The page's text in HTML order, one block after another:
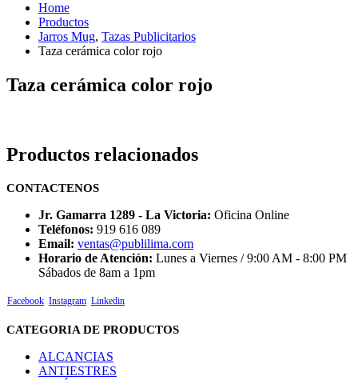
Home
Productos
Jarros Mug, Tazas Publicitarios
Taza cerámica color rojo
Taza cerámica color rojo
Productos relacionados
CONTACTENOS
Jr. Gamarra 1289 - La Victoria: Oficina Online
Teléfonos: 919 616 089
Email: ventas@publilima.com
Horario de Atención: Lunes a Viernes / 9:00 AM - 8:00 PM
Sábados de 8am a 1pm
Facebook Instagram Linkedin
CATEGORIA DE PRODUCTOS
ALCANCIAS
ANTIESTRES